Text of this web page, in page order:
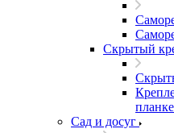
Скрытый
Сад и досуг